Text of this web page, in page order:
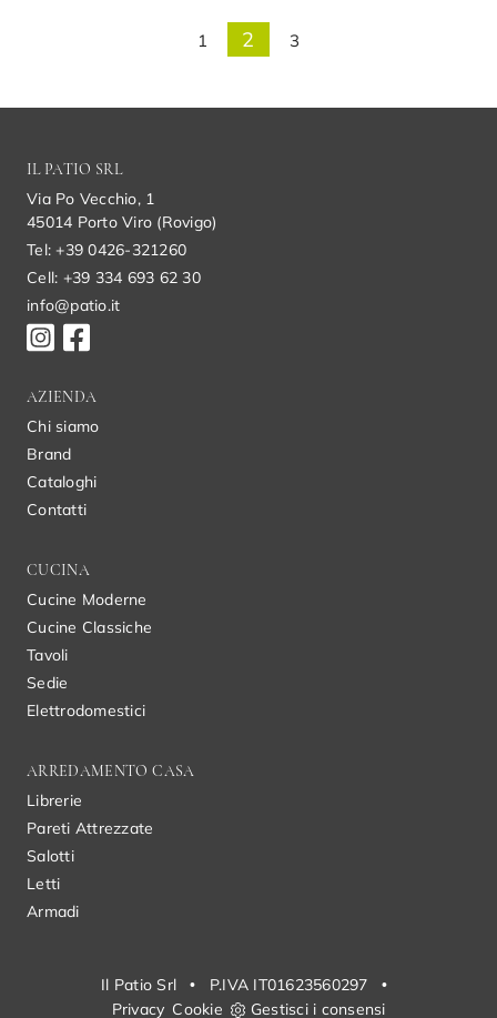
1 2 3
IL PATIO SRL
Via Po Vecchio, 1
45014 Porto Viro (Rovigo)
Tel: +39 0426-321260
Cell: +39 334 693 62 30
info@patio.it
AZIENDA
Chi siamo
Brand
Cataloghi
Contatti
CUCINA
Cucine Moderne
Cucine Classiche
Tavoli
Sedie
Elettrodomestici
ARREDAMENTO CASA
Librerie
Pareti Attrezzate
Salotti
Letti
Armadi
Il Patio Srl • P.IVA IT01623560297
•
Privacy Cookie Gestisci i consensi